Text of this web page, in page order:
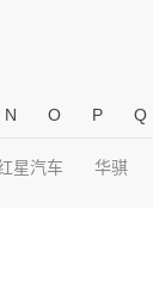
N O P Q
星汽车 华骐